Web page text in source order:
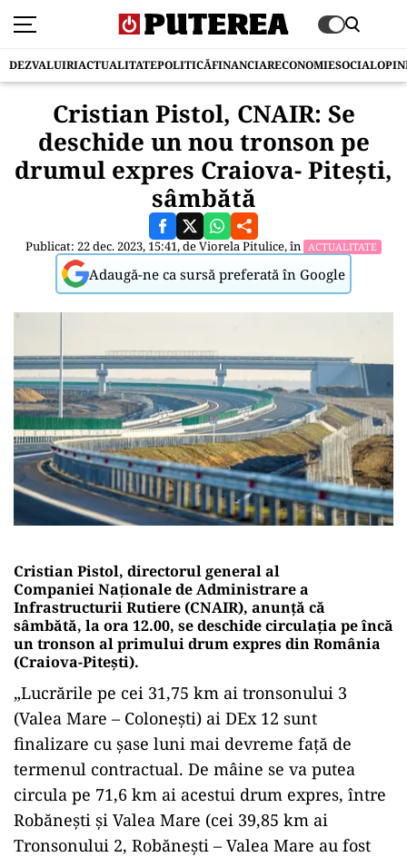
DEZVALUIRIACTUALITATEPOLITICĂFINANCIARECONOMIESOCIAL
Cristian Pistol, CNAIR: Se
deschide un nou tronson pe
drumul expres Craiova- Pitești,
sâmbătă
Publicat: 22 dec. 2023, 15:41, deViorela Pitulice, în ACTUALITATE
Adaugă-ne ca sursă preferată în Google
Cristian Pistol, directorul general al
Companiei Naționale de Administrare a
Infrastructurii Rutiere (CNAIR), anunță că
sâmbătă, la ora 12.00, se deschide circulația pe încă
un tronson al primului drum expres din România
(Craiova-Pitești).
„Lucrările pe cei 31,75 km ai tronsonului 3
(Valea Mare – Colonești) ai DEx 12 sunt
finalizare cu șase luni mai devreme față de
termenul contractual. De mâine se va putea
circula pe 71,6 km ai acestui drum expres, între
Robănești și Valea Mare (cei 39,85 km ai
Tronsonului 2, Robănești – Valea Mare au fost